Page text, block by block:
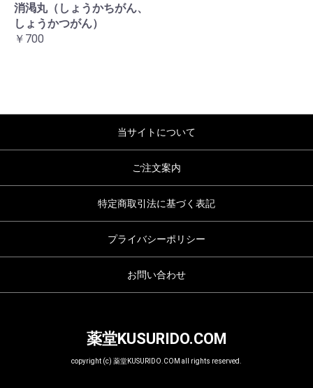
消渇丸（しょうかちがん、
しょうかつがん）
￥700
当サイトについて
ご注文案内
特定商取引法に基づく表記
プライバシーポリシー
お問い合わせ
薬堂KUSURIDO.COM
copyright (c) 薬堂KUSURIDO.COM all rights reserved.